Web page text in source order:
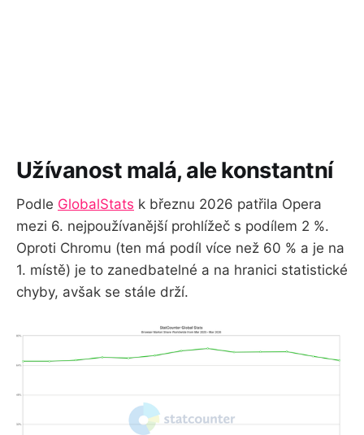
Užívanost malá, ale konstantní
Podle GlobalStats k březnu 2026 patřila Opera
mezi 6. nejpoužívanější prohlížeč s podílem 2 %.
Oproti Chromu (ten má podíl více než 60 % a je na
1. místě) je to zanedbatelné a na hranici statistické
chyby, avšak se stále drží.